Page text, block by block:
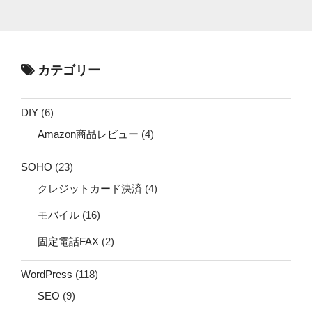
カテゴリー
DIY (6)
Amazon商品レビュー (4)
SOHO (23)
クレジットカード決済 (4)
モバイル (16)
固定電話FAX (2)
WordPress (118)
SEO (9)